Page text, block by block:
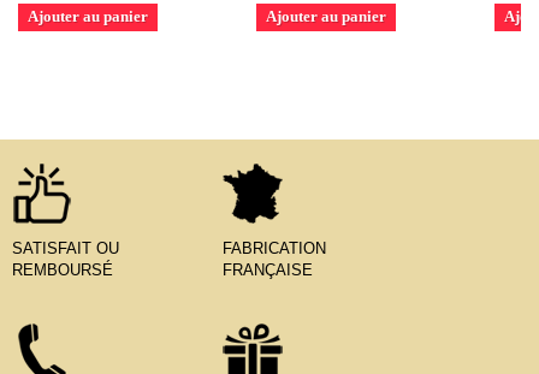
Ajouter au panier
Ajouter au panier
SATISFAIT OU
REMBOURSÉ
FABRICATION
FRANÇAISE